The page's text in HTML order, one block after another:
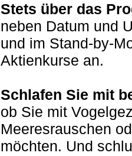
Stets über das
neben Datum und
und im Stand-by-
Aktienkurse an.
Schlafen Sie mit
ob Sie mit
Meeresrauschen
möchten. Und